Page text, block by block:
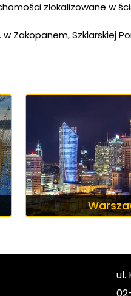
zlokalizowane w
Zakopanem, Szklarskiej
ul.